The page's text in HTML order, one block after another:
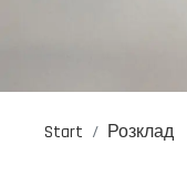
Start Розклад